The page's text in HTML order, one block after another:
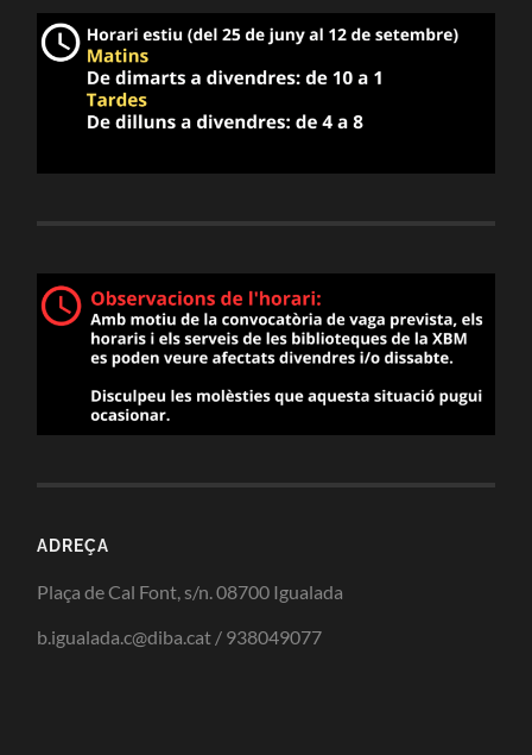
ADREÇA
Plaça de Cal Font, s/n. 08700 Igualada
b.igualada.c@diba.cat / 938049077